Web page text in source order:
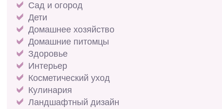
Cад и огород
Дети
Домашнее хозяйство
Домашние питомцы
Здоровье
Интерьер
Косметический уход
Кулинария
Ландшафтный дизайн